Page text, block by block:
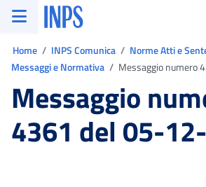
Vai al menu principale
Vai al contenuto principale
Vai al pie' di pagina
INPS ()
Home INPS Comunica Norme Atti e
Messaggi e Normativa
Messaggio numero
Messaggio
4361 del 05-